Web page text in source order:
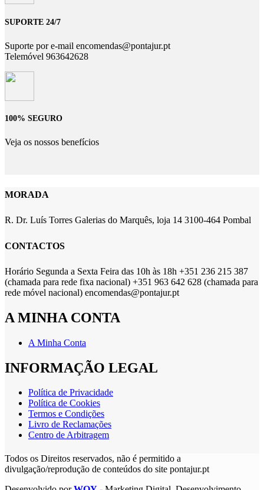
SUPORTE 24/7
Suporte por e-mail encomendas@pontajur.pt
Telemóvel 963642628
100% SEGURO
Veja os nossos benefícios
MORADA
R. Dr. Luís Torres Galerias do Marquês, loja 14 3100-464 Pombal
CONTACTOS
Horário Segunda a Sexta Feira das 10h às 18h +351 236 215 387
(chamada para rede fixa nacional) +351 963 642 628 (chamada para
rede móvel nacional) encomendas@pontajur.pt
A MINHA CONTA
A Minha Conta
INFORMAÇÃO LEGAL
Política de Privacidade
Política de Cookies
Termos e Condições
Livro de Reclamações
Centro de Arbitragem
Todos os Direitos reservados, não é permitido a
divulgação/reprodução de conteúdos do site pontajur.pt